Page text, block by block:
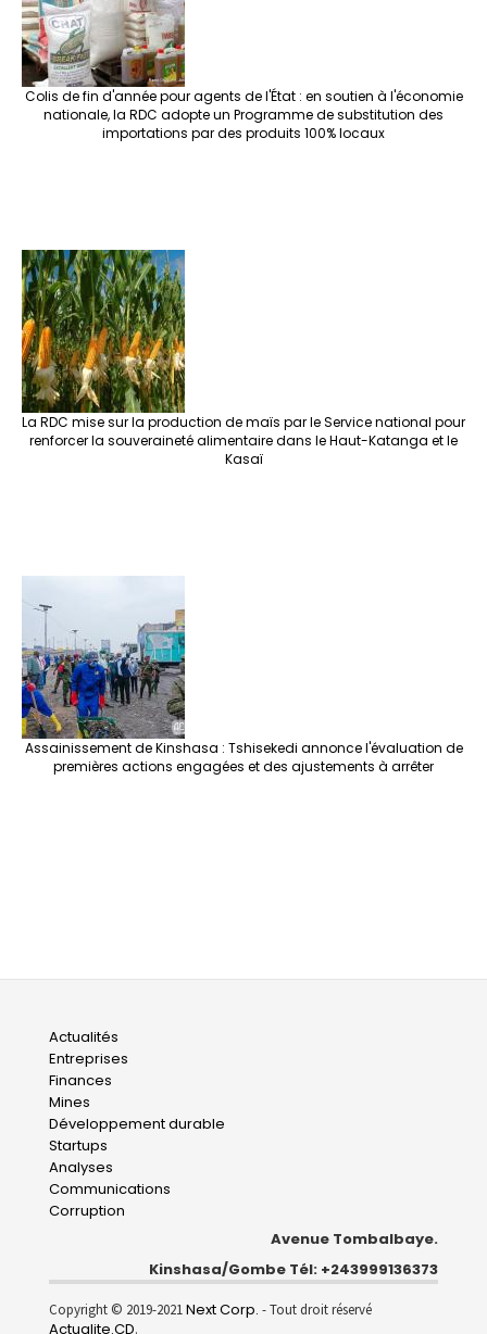
Colis de fin d'année pour agents de l'État : en soutien à l'économie
nationale, la RDC adopte un Programme de substitution des
importations par des produits 100% locaux
La RDC mise sur la production de maïs par le Service national pour
renforcer la souveraineté alimentaire dans le Haut-Katanga et le
Kasaï
Assainissement de Kinshasa : Tshisekedi annonce l'évaluation de
premières actions engagées et des ajustements à arrêter
Main
navigation
Actualités
Entreprises
Finances
Mines
Développement durable
Startups
Analyses
Communications
Corruption
Avenue Tombalbaye.
Kinshasa/Gombe Tél: +243999136373
Copyright © 2019-2021Next Corp. - Tout droit réservé
Actualite.CD.